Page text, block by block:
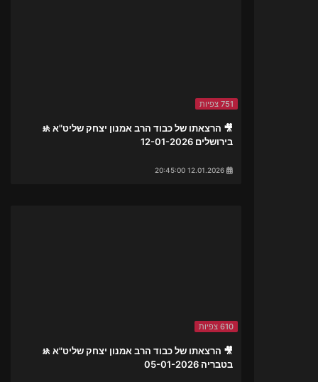
751 צפיות
🎥 הרצאתו של כבוד הרב אמנון יצחק שליט"א 🚸
בירושלים 12-01-2026
610 צפיות
🎥 הרצאתו של כבוד הרב אמנון יצחק שליט"א 🚸
בטבריה 05-01-2026